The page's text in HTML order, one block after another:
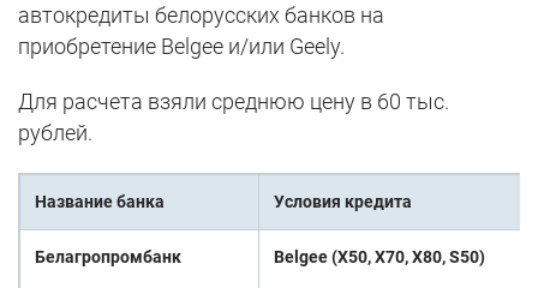
автокредиты белорусских банков на
приобретение Belgee и/или Geely.
Для расчета взяли среднюю цену в 60 тыс.
рублей.
Название банка Условия кредита
Белагропромбанк Belgee (X50, X70, X80, S50)